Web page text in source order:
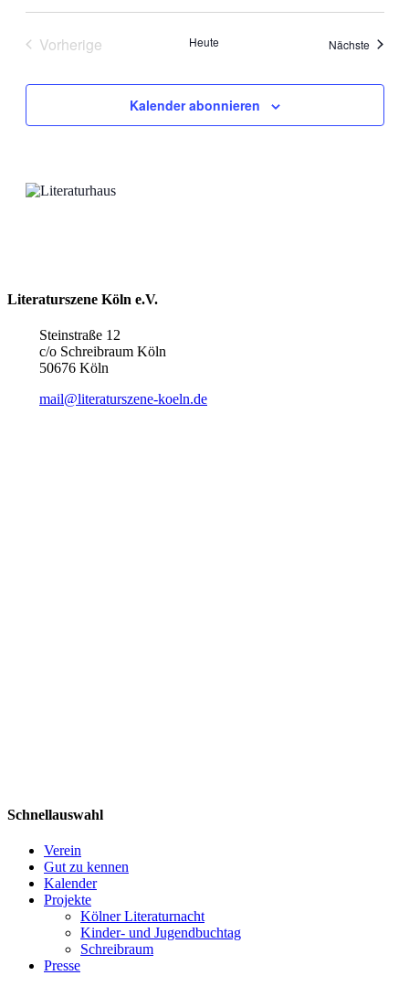
Vorherige
Heute Nächste
Kalender abonnieren
Literaturszene Köln e.V.
Steinstraße 12
c/o Schreibraum Köln
50676 Köln
mail@literaturszene-koeln.de
Schnellauswahl
Verein
Gut zu kennen
Kalender
Projekte
Kölner Literaturnacht
Kinder- und Jugendbuchtag
Schreibraum
Presse